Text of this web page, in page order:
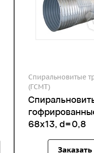
Спиральновитые
(ГСМТ)
68х13, d=0,8